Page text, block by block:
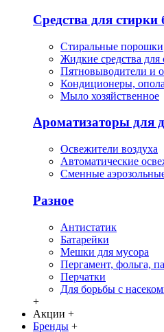
Средства для стирки
Стиральные порошки
Жидкие средства для
Пятновыводители и
Кондиционеры,
Мыло хозяйственное
Ароматизаторы для
Освежители воздуха
Автоматические
Сменные
Разное
Антистатик
Батарейки
Мешки для мусора
Пергамент, фольга,
Перчатки
Для борьбы с
+
Акции +
Бренды +